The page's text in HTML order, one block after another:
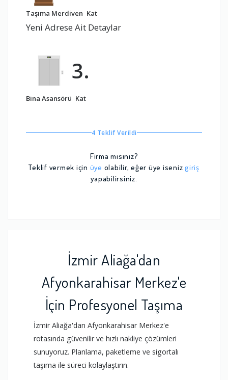
Taşıma Merdiven Kat
Yeni Adrese Ait Detaylar
Bina Asansörü
3.
Kat
4 Teklif Verildi
Firma mısınız?
Teklif vermek için üye olabilir, eğer üye iseniz giriş
yapabilirsiniz.
İzmir Aliağa'dan
Afyonkarahisar Merkez'e
İçin Profesyonel Taşıma
İzmir Aliağa'dan Afyonkarahisar Merkez'e
rotasında güvenilir ve hızlı nakliye çözümleri
sunuyoruz. Planlama, paketleme ve sigortalı
taşıma ile süreci kolaylaştırın.